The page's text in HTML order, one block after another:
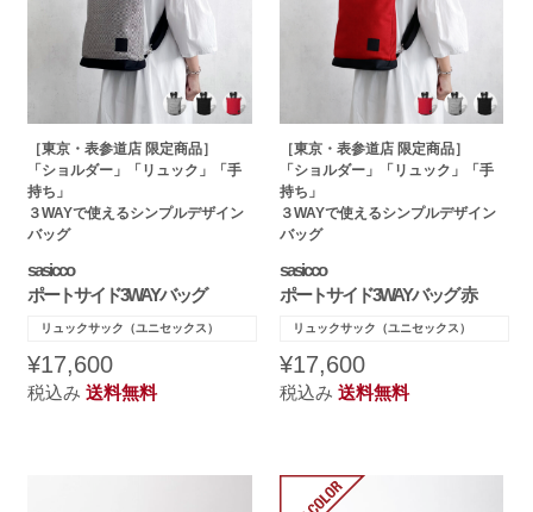
［東京・表参道店 限定商品］
「ショルダー」「リュック」「手
持ち」
３WAYで使えるシンプルデザイン
バッグ
sasicco
ポートサイド3WAYバッグ
リュックサック（ユニセックス）
¥17,600
税込み送料無料
［東京・表参道店 限定商品］
「ショルダー」「リュック」「手
持ち」
３WAYで使えるシンプルデザイン
バッグ
sasicco
ポートサイド3WAYバッグ 赤
リュックサック（ユニセックス）
¥17,600
税込み送料無料